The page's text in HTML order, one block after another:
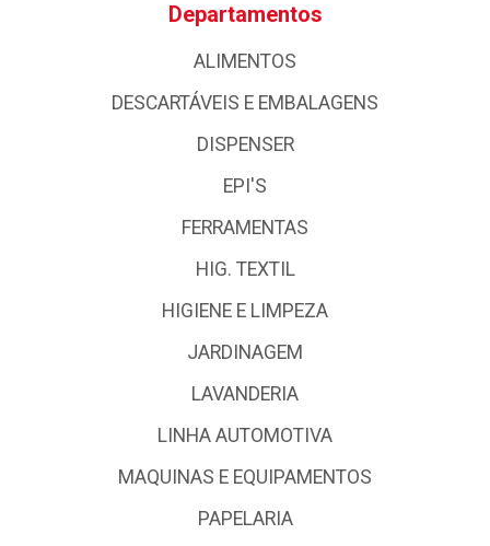
Departamentos
ALIMENTOS
DESCARTÁVEIS E EMBALAGENS
DISPENSER
EPI'S
FERRAMENTAS
HIG. TEXTIL
HIGIENE E LIMPEZA
JARDINAGEM
LAVANDERIA
LINHA AUTOMOTIVA
MAQUINAS E EQUIPAMENTOS
PAPELARIA